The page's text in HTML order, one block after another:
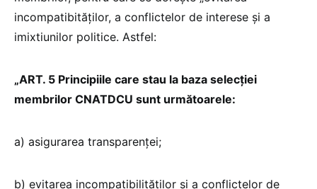
incompatibităților, a conflictelor de interese și a
imixtiunilor politice. Astfel:
„ART. 5 Principiile care stau la baza selecției
membrilor CNATDCU sunt următoarele:
a) asigurarea transparenței;
b) evitarea incompatibilităților și a conflictelor de